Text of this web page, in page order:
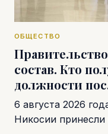
ОБЩЕСТВО
состав. Кто
должности
6 августа 2026
Никосии принесли